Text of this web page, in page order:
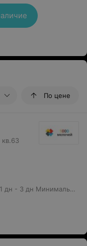
По цене
1 дн - 3 дн Минимальная сумма заказа: 50 руб.